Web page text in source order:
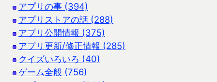
アプリの事 (394)
アプリストアの話 (288)
アプリ公開情報 (375)
アプリ更新/修正情報 (285)
クイズいろいろ (40)
ゲーム全般 (756)